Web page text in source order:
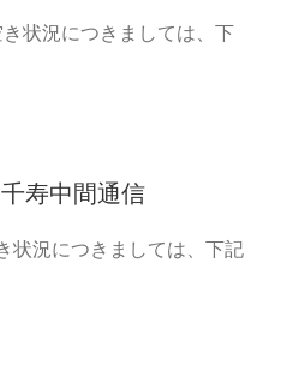
状況につきましては、下
寿中間通信
状況につきましては、下記